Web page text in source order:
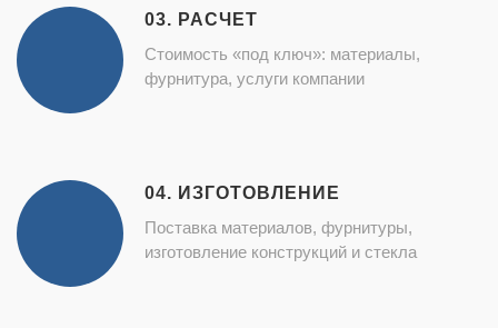
03. РАСЧЕТ
Стоимость «под ключ»: материалы,
фурнитура, услуги компании
04. ИЗГОТОВЛЕНИЕ
Поставка материалов, фурнитуры,
изготовление конструкций и стекла